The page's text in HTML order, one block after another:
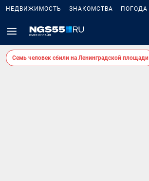
НЕДВИЖИМОСТЬ ЗНАКОМСТВА ПОГОДА
Семь человек сбили на Ленинградской площади